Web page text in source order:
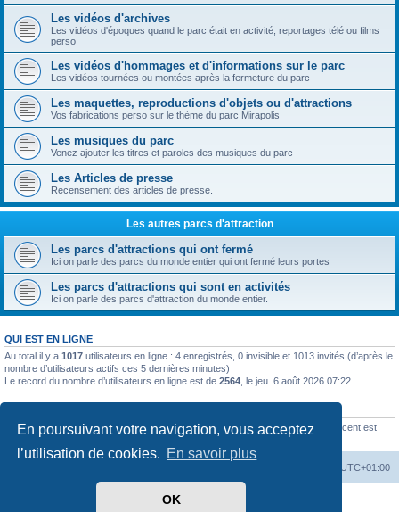
En poursuivant votre navigation, vous acceptez
l’utilisation de cookies. En savoir plus
OK
Les vidéos d'archives
Les vidéos d'époques quand le parc était en activité, reportages télé ou films
perso
Les vidéos d'hommages et d'informations sur le parc
Les vidéos tournées ou montées après la fermeture du parc
Les maquettes, reproductions d'objets ou d'attractions
Vos fabrications perso sur le thème du parc Mirapolis
Les musiques du parc
Venez ajouter les titres et paroles des musiques du parc
Les Articles de presse
Recensement des articles de presse.
Les autres parcs d'attraction
Les parcs d'attractions qui ont fermé
Ici on parle des parcs du monde entier qui ont fermé leurs portes
Les parcs d'attractions qui sont en activités
Ici on parle des parcs d'attraction du monde entier.
QUI EST EN LIGNE
Au total il y a 1017 utilisateurs en ligne : 4 enregistrés, 0 invisible et 1013 invités (d’après le
nombre d’utilisateurs actifs ces 5 dernières minutes)
Le record du nombre d’utilisateurs en ligne est de 2564 , le jeu. 6 août 2026 07:22
2521messages •423sujets •154membres • Le membre enregistré le plus récent est
Noé-Megel
UTC+01:00
phpBB ® Forum Software © phpBB Limited